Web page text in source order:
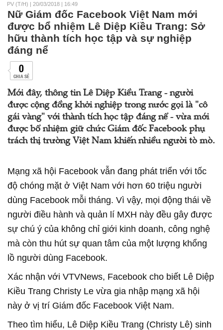
PV (T/H) | 20/03/2018 | 16:49
Nữ Giám đốc Facebook Việt Nam mới
được bổ nhiệm Lê Diệp Kiều Trang: Sở
hữu thành tích học tập và sự nghiệp
đáng nể
0
CHIA SẺ
Mới đây, thông tin Lê Diệp Kiều Trang - người
được cộng đồng khởi nghiệp trong nước gọi là "cô
gái vàng" với thành tích học tập đáng nể - vừa mới
được bổ nhiệm giữ chức Giám đốc Facebook phụ
trách thị trường Việt Nam khiến nhiều người tò mò.
Mạng xã hội Facebook vẫn đang phát triển với tốc
độ chóng mặt ở Việt Nam với hơn 60 triệu người
dùng Facebook mỗi tháng. Vì vậy, mọi động thái về
người điều hành và quản lí MXH này đều gây được
sự chú ý của không chỉ giới kinh doanh, công nghệ
mà còn thu hút sự quan tâm của một lượng khổng
lồ người dùng Facebook.
Xác nhận với VTVNews, Facebook cho biết Lê Diệp
Kiều Trang Christy Le vừa gia nhập mạng xã hội
này ở vị trí Giám đốc Facebook Việt Nam.
Theo tìm hiểu, Lê Diệp Kiều Trang (Christy Lê) sinh